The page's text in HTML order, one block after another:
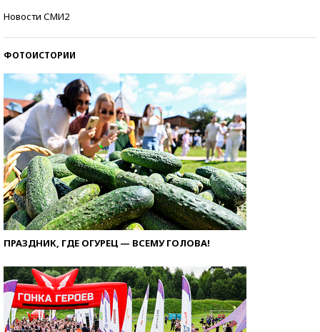
Новости СМИ2
ФОТОИСТОРИИ
ПРАЗДНИК, ГДЕ ОГУРЕЦ — ВСЕМУ ГОЛОВА!